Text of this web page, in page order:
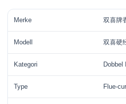
Merke 双喜牌
Modell 双喜硬
Kategori Dobbel
Type Flue-